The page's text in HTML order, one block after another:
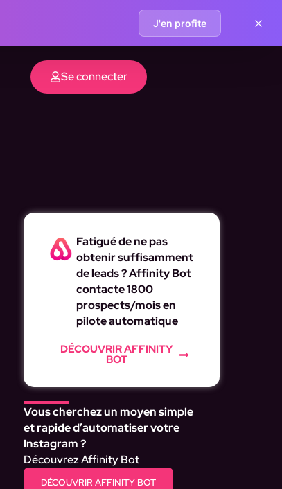
Se connecter
J'en profite
Fatigué de ne pas
obtenir suffisamment
de leads ? Affinity Bot
contacte 1800
prospects/mois en
pilote automatique
DÉCOUVRIR AFFINITY
BOT
Vous cherchez un moyen simple
et rapide d’automatiser votre
Instagram ?
Découvrez Affinity Bot
DÉCOUVRIR AFFINITY BOT